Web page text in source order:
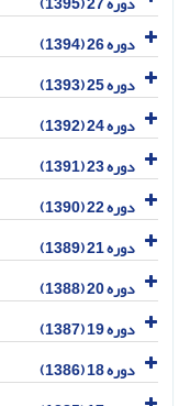
دوره 26 (1394)
دوره 25 (1393)
دوره 24 (1392)
دوره 23 (1391)
دوره 22 (1390)
دوره 21 (1389)
دوره 20 (1388)
دوره 19 (1387)
دوره 18 (1386)